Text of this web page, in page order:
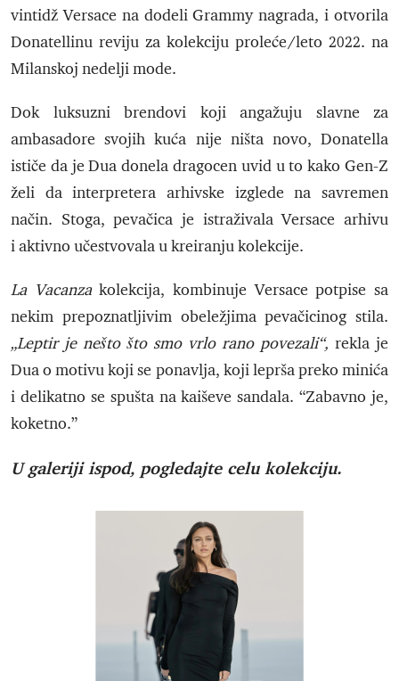
vintidž Versace na dodeli Grammy nagrada, i otvorila
Donatellinu reviju za kolekciju proleće/leto 2022. na
Milanskoj nedelji mode.
Dok luksuzni brendovi koji angažuju slavne za
ambasadore svojih kuća nije ništa novo, Donatella
ističe da je Dua donela dragocen uvid u to kako Gen-Z
želi da interpretera arhivske izglede na savremen
način. Stoga, pevačica je istraživala Versace arhivu
i aktivno učestvovala u kreiranju kolekcije.
La Vacanzakolekcija, kombinuje Versace potpise sa
nekim prepoznatljivim obeležjima pevačicinog stila.
„Leptir je nešto što smo vrlo rano povezali“, rekla je
Dua o motivu koji se ponavlja, koji leprša preko minića
i delikatno se spušta na kaiševe sandala. “Zabavno je,
koketno.”
U galeriji ispod, pogledajte celu kolekciju.